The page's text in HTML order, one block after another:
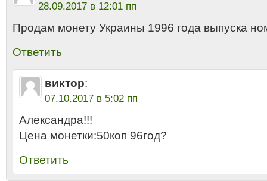
28.09.2017 в 12:01 пп
Продам монету Украины 1996 года выпуска
Ответить
виктор:
07.10.2017 в 5:02 пп
Александра!!!
Цена монетки:50коп 96год?
Ответить